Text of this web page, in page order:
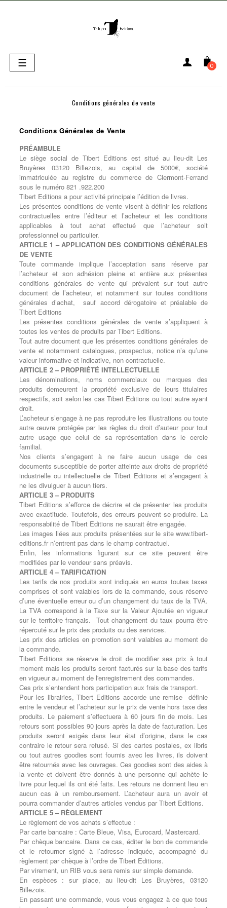
Basculer
la
☰ 0
Conditions générales de vente
Conditions Générales de Vente
PRÉAMBULE
Le siège social de Tibert Editions est situé au lieu-dit Les
Bruyères 03120 Billezois, au capital de 5000€, société
immatriculée au registre du commerce de Clermont-Ferrand
sous le numéro 821 .922.200
Tibert Editions a pour activité principale l’édition de livres.
Les présentes conditions de vente visent à définir les relations
contractuelles entre l’éditeur et l’acheteur et les conditions
applicables à tout achat effectué que l’acheteur soit
professionnel ou particulier.
ARTICLE 1 – APPLICATION DES CONDITIONS GÉNÉRALES
DE VENTE
Toute commande implique l’acceptation sans réserve par
l’acheteur et son adhésion pleine et entière aux présentes
conditions générales de vente qui prévalent sur tout autre
document de l’acheteur, et notamment sur toutes conditions
générales d’achat,
sauf accord dérogatoire et préalable de
Tibert Editions
Les présentes conditions générales de vente s’appliquent à
toutes les ventes de produits par Tibert Editions.
Tout autre document que les présentes conditions générales de
vente et notamment catalogues, prospectus, notice n’a qu’une
valeur informative et indicative, non contractuelle.
ARTICLE 2 – PROPRIÉTÉ INTELLECTUELLE
Les dénominations, noms commerciaux ou marques des
produits demeurent la propriété exclusive de leurs titulaires
respectifs, soit selon les cas Tibert Editions ou tout autre ayant
droit.
L’acheteur s’engage à ne pas reproduire les illustrations ou toute
autre œuvre protégée par les règles du droit d’auteur pour tout
autre usage que celui de sa représentation dans le cercle
familial.
Nos clients s’engagent à ne faire aucun usage de ces
documents susceptible de porter atteinte aux droits de propriété
industrielle ou intellectuelle de Tibert Editions et s’engagent à
ne les divulguer à aucun tiers.
ARTICLE 3 – PRODUITS
Tibert Editions s’efforce de décrire et de présenter les produits
avec exactitude. Toutefois, des erreurs peuvent se produire. La
responsabilité de Tibert Editions ne saurait être engagée.
Les images liées aux produits présentées sur le site www.tibert-
editions.fr n’entrent pas dans le champ contractuel.
Enfin, les informations figurant sur ce site peuvent être
modifiées par le vendeur sans préavis.
ARTICLE 4 – TARIFICATION
Les tarifs de nos produits sont indiqués en euros toutes taxes
comprises et sont valables lors de la commande, sous réserve
d’une éventuelle erreur ou d’un changement du taux de la TVA.
La TVA correspond à la Taxe sur la Valeur Ajoutée en vigueur
sur le territoire français.
Tout changement du taux pourra être
répercuté sur le prix des produits ou des services.
Les prix des articles en promotion sont valables au moment de
la commande.
Tibert Editions se réserve le droit de modifier ses prix à tout
moment mais les produits seront facturés sur la base des tarifs
en vigueur au moment de l'enregistrement des commandes.
Ces prix s’entendent hors participation aux frais de transport.
Pour les librairies, Tibert Editions accorde une remise
définie
entre le vendeur et l’acheteur sur le prix de vente hors taxe des
produits. Le paiement s’effectuera à 60 jours fin de mois. Les
retours sont possibles 90 jours après la date de facturation. Les
produits seront exigés dans leur état d’origine, dans le cas
contraire le retour sera refusé. Si des cartes postales, ex libris
ou tout autres goodies sont fournis avec les livres, ils doivent
être retournés avec les ouvrages. Ces goodies sont des aides à
la vente et doivent être donnés à une personne qui achète le
livre pour lequel ils ont été faits. Les retours ne donnent lieu en
aucun cas à un remboursement. L’acheteur aura un avoir et
pourra commander d’autres articles vendus par Tibert Editions.
ARTICLE 5 – RÈGLEMENT
Le règlement de vos achats s’effectue :
Par carte bancaire : Carte Bleue, Visa, Eurocard, Mastercard.
Par chèque bancaire. Dans ce cas, éditer le bon de commande
et le retourner signé à l’adresse indiquée, accompagné du
règlement par chèque à l’ordre de Tibert Editions.
Par virement, un RIB vous sera remis sur simple demande.
En espèces : sur place, au lieu-dit Les Bruyères, 03120
Billezois.
En passant une commande, vous vous engagez à ce que tous